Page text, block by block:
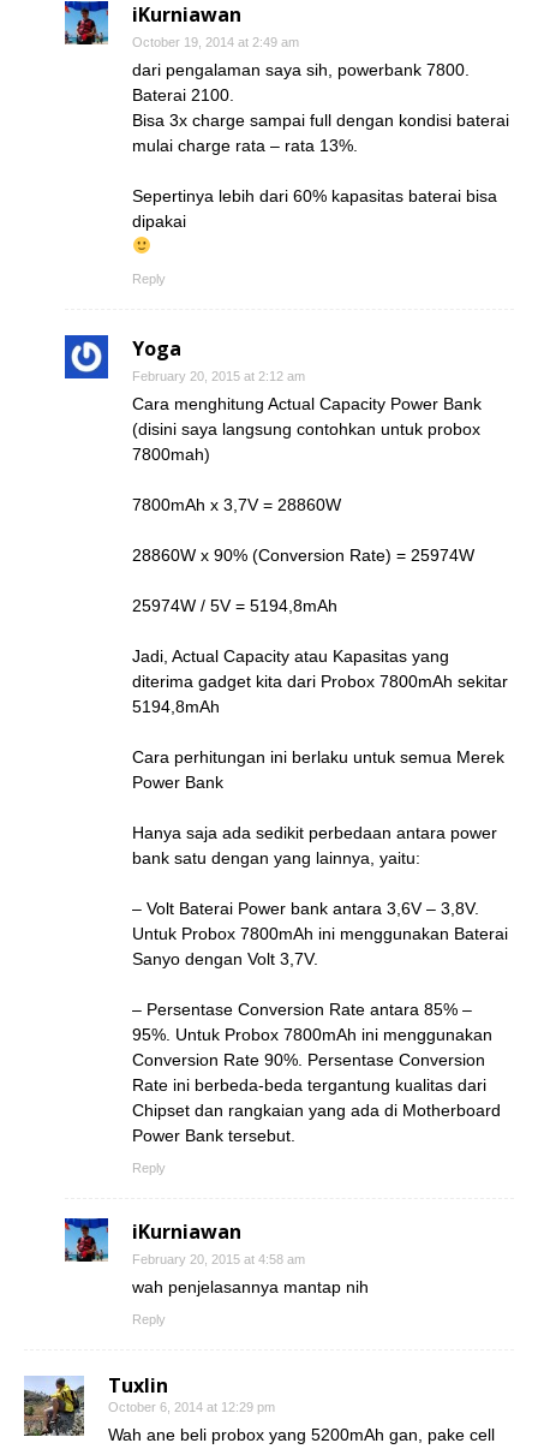
iKurniawan
October 19, 2014 at 2:49 am
dari pengalaman saya sih, powerbank 7800.
Baterai 2100.
Bisa 3x charge sampai full dengan kondisi baterai
mulai charge rata – rata 13%.
Sepertinya lebih dari 60% kapasitas baterai bisa
dipakai
Reply
Yoga
February 20, 2015 at 2:12 am
Cara menghitung Actual Capacity Power Bank
(disini saya langsung contohkan untuk probox
7800mah)
7800mAh x 3,7V = 28860W
28860W x 90% (Conversion Rate) = 25974W
25974W / 5V = 5194,8mAh
Jadi, Actual Capacity atau Kapasitas yang
diterima gadget kita dari Probox 7800mAh sekitar
5194,8mAh
Cara perhitungan ini berlaku untuk semua Merek
Power Bank
Hanya saja ada sedikit perbedaan antara power
bank satu dengan yang lainnya, yaitu:
– Volt Baterai Power bank antara 3,6V – 3,8V.
Untuk Probox 7800mAh ini menggunakan Baterai
Sanyo dengan Volt 3,7V.
– Persentase Conversion Rate antara 85% –
95%. Untuk Probox 7800mAh ini menggunakan
Conversion Rate 90%. Persentase Conversion
Rate ini berbeda-beda tergantung kualitas dari
Chipset dan rangkaian yang ada di Motherboard
Power Bank tersebut.
Reply
iKurniawan
February 20, 2015 at 4:58 am
wah penjelasannya mantap nih
Reply
Tuxlin
October 6, 2014 at 12:29 pm
Wah ane beli probox yang 5200mAh gan, pake cell